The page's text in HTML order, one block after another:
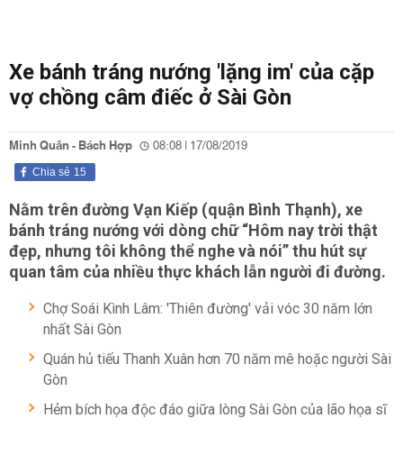
Xe bánh tráng nướng 'lặng im' của cặp
vợ chồng câm điếc ở Sài Gòn
Minh Quân - Bách Hợp 08:08 | 17/08/2019
15
Chia sẻ
Nằm trên đường Vạn Kiếp (quận Bình Thạnh), xe
bánh tráng nướng với dòng chữ “Hôm nay trời thật
đẹp, nhưng tôi không thể nghe và nói” thu hút sự
quan tâm của nhiều thực khách lẫn người đi đường.
Chợ Soái Kình Lâm: 'Thiên đường' vải vóc 30 năm lớn
nhất Sài Gòn
Quán hủ tiếu Thanh Xuân hơn 70 năm mê hoặc người Sài
Gòn
Hẻm bích họa độc đáo giữa lòng Sài Gòn của lão họa sĩ